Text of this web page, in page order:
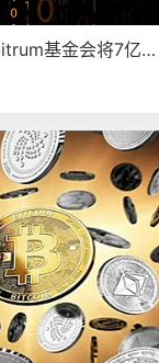
基金会将7亿
部